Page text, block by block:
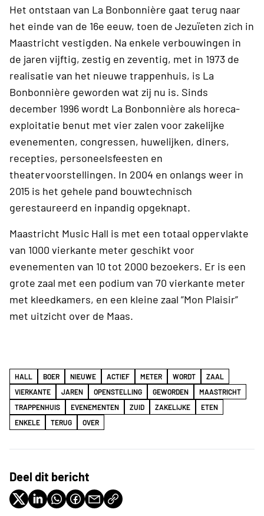
Het ontstaan van La Bonbonnière gaat terug naar
het einde van de 16e eeuw, toen de Jezuïeten zich in
Maastricht vestigden. Na enkele verbouwingen in
de jaren vijftig, zestig en zeventig, met in 1973 de
realisatie van het nieuwe trappenhuis, is La
Bonbonnière geworden wat zij nu is. Sinds
december 1996 wordt La Bonbonnière als horeca-
exploitatie benut met vier zalen voor zakelijke
evenementen, congressen, huwelijken, diners,
recepties, personeelsfeesten en
theatervoorstellingen. In 2004 en onlangs weer in
2015 is het gehele pand bouwtechnisch
gerestaureerd en inpandig opgeknapt.
Maastricht Music Hall is met een totaal oppervlakte
van 1000 vierkante meter geschikt voor
evenementen van 10 tot 2000 bezoekers. Er is een
grote zaal met een podium van 70 vierkante meter
met kleedkamers, en een kleine zaal ”Mon Plaisir”
met uitzicht over de Maas.
HALL BOER NIEUWE ACTIEF METER WORDT
ZAAL
VIERKANTE
JAREN OPENSTELLING GEWORDEN
MAASTRICHT
TRAPPENHUIS
EVENEMENTEN ZUID ZAKELIJKE
ETEN
ENKELE
TERUG OVER
Deel dit bericht